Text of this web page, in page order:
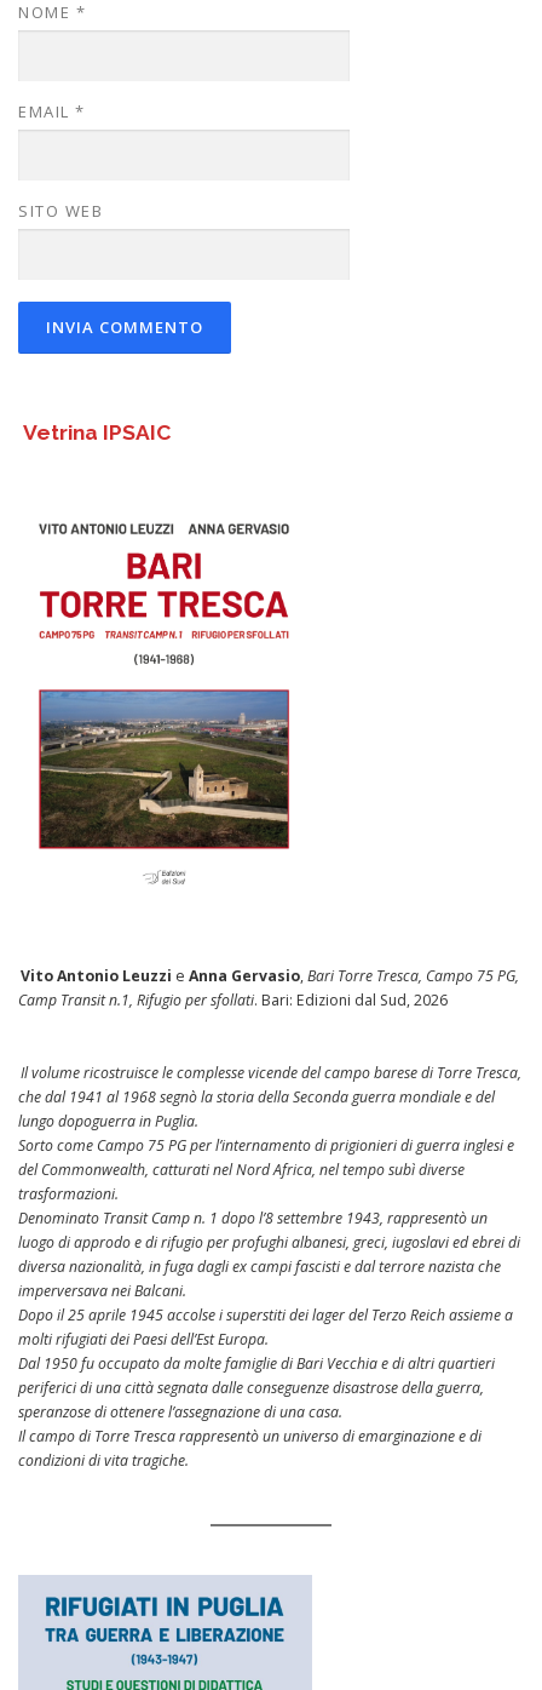
NOME *
EMAIL *
SITO WEB
Vetrina IPSAIC
Vito Antonio Leuzzi eAnna Gervasio,Bari Torre Tresca, Campo 75 PG,
Camp Transit n.1, Rifugio per sfollati. Bari: Edizioni dal Sud, 2026
Il volume ricostruisce le complesse vicende del campo barese di Torre Tresca,
che dal 1941 al 1968 segnò la storia della Seconda guerra mondiale e del
lungo dopoguerra in Puglia.
Sorto come Campo 75 PG per l’internamento di prigionieri di guerra inglesi e
del Commonwealth, catturati nel Nord Africa, nel tempo subì diverse
trasformazioni.
Denominato Transit Camp n. 1 dopo l’8 settembre 1943, rappresentò un
luogo di approdo e di rifugio per profughi albanesi, greci, iugoslavi ed ebrei di
diversa nazionalità, in fuga dagli ex campi fascisti e dal terrore nazista che
imperversava nei Balcani.
Dopo il 25 aprile 1945 accolse i superstiti dei lager del Terzo Reich assieme a
molti rifugiati dei Paesi dell’Est Europa.
Dal 1950 fu occupato da molte famiglie di Bari Vecchia e di altri quartieri
periferici di una città segnata dalle conseguenze disastrose della guerra,
speranzose di ottenere l’assegnazione di una casa.
Il campo di Torre Tresca rappresentò un universo di emarginazione e di
condizioni di vita tragiche.